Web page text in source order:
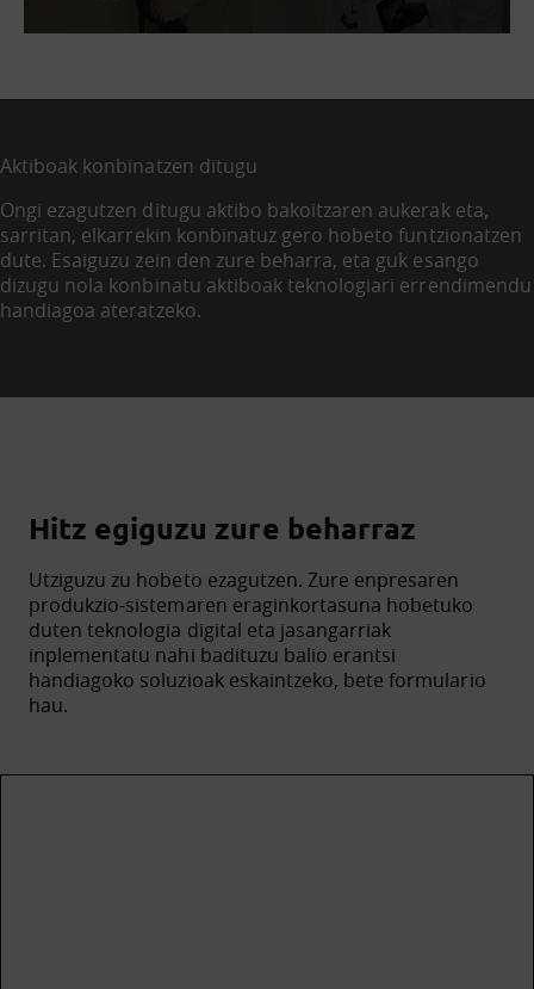
Aktiboak konbinatzen ditugu
Ongi ezagutzen ditugu aktibo bakoitzaren aukerak eta,
sarritan, elkarrekin konbinatuz gero hobeto funtzionatzen
dute. Esaiguzu zein den zure beharra, eta guk esango
dizugu nola konbinatu aktiboak teknologiari errendimendu
handiagoa ateratzeko.
Hitz egiguzu zure beharraz
Utziguzu zu hobeto ezagutzen. Zure enpresaren
produkzio-sistemaren eraginkortasuna hobetuko
duten teknologia digital eta jasangarriak
inplementatu nahi badituzu balio erantsi
handiagoko soluzioak eskaintzeko, bete formulario
hau.